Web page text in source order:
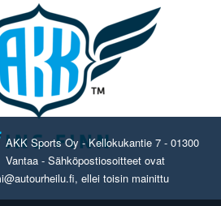
AKK Sports Oy - Kellokukantie 7 - 01300
Vantaa - Sähköpostiosoitteet ovat
ellei toisin mainittu